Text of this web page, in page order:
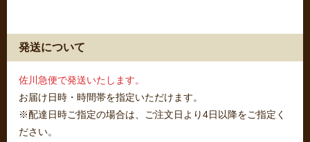
発送について
佐川急便で発送いたします。
お届け日時・時間帯を指定いただけます。
※配達日時ご指定の場合は、ご注文日より4日以降をご指定く
ださい。